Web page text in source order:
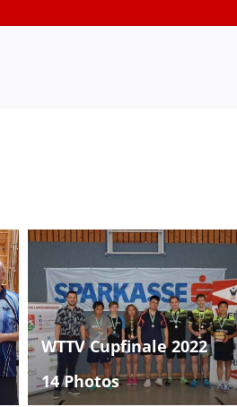
WTTV Cupfinale 2022
14 Photos